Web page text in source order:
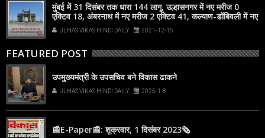
मुंबई में 31 दिसंबर तक धारा 144 लागू, उल्हासनगर में नए मरीज 0
एक्टिव 18, अंबरनाथ में नए मरीज 2 एक्टिव 41, कल्याण-डोंबिवली में नए
मरीज 8ULHAS VIKAS HINDI DAILY 2021-12-16
FEATURED POST
उपमुख्यमंत्री के उपसचिव बने विकास ढाकने
ULHAS VIKAS HINDI DAILY 2025-1-8
📰E-Paper📰: शुक्रवार, 1 दिसंबर 2023🗞